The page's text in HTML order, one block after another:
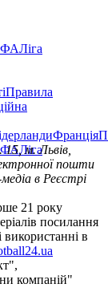
Ліга
Правила
Франція
Ліга
15, м. Львів,
пошти
в Реєстрі
21 року
посилання
в
компаній"